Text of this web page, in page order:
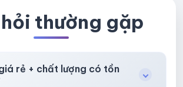
thường gặp
rẻ + chất lượng có tồn